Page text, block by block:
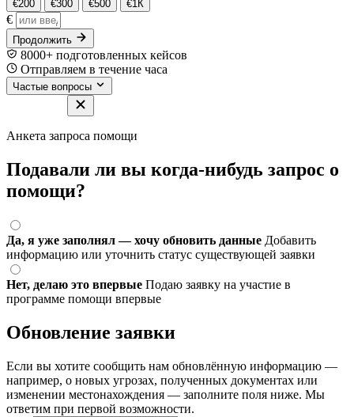
€200 €300 €500 €1К
€
Продолжить
8000+ подготовленных кейсов
Отправляем в течение часа
Частые вопросы
Анкета запроса помощи
Подавали ли вы когда-нибудь запрос о
помощи?
Да, я уже заполнял — хочу обновить данные Добавить
информацию или уточнить статус существующей заявки
Нет, делаю это впервые Подаю заявку на участие в
программе помощи впервые
Обновление заявки
Если вы хотите сообщить нам обновлённую информацию —
например, о новых угрозах, полученных документах или
изменении местонахождения — заполните поля ниже. Мы
ответим при первой возможности.